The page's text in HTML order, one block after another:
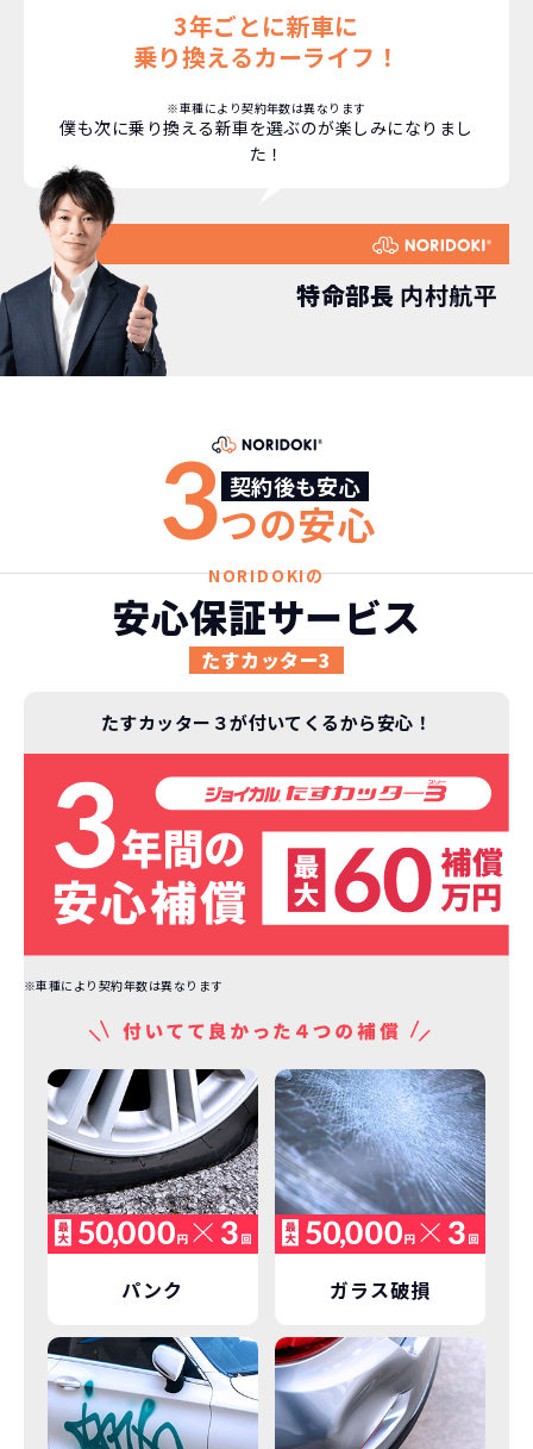
安さの秘密
高残価設定を実現！
低価格が可能に！
ジョイカルジャパンが今まで培ってきた
日本全国・世界中の流通ネットワークと
また特定の車両に絞ることによりこの価
格設定が可能となりました。
お車を返却いただく
通常のカーリースの場合、そのまま継続
して乗るか、購入するかなどを選べます。
しかし、NORIDOKIの場合は、車両を必
ず返却していただくことを前提とするこ
故障リスクが
3年以内の契約なので、故障リスクが非常
に少なくなります。例え故障してもメーカ
ー保証があるから安心です。
契約リスクが少ない
できます。急な引っ越し、転勤、家族が増
えるなど。その時その時の状況に合わせ
た車を選べるっていいとおもいません
新型の新車に 定期的に乗換
車はだいたい３年くらいで飽きると言わ
れています。
車に常に乗り続けられるのは気持ちよ
く、人にも自慢できます！
諸費用などが不要
車を購入する場合、購入時に｢登録時諸費
用｣や「各種税金」は車両本体以外にかか
ります。
これらの費用がコミコミの料金です。
継続的にかかる費用が
コミコミ
維持にかかる、毎年の｢自動車税｣はコミ
コミ。3年契約なので通常車検時にかかる
｢自動車重量税｣、｢自賠責保険料｣「整備
料」などが不要となります。
3年ごとに新車に
乗り換えるカーライフ！
※車種により契約年数は異なります
僕も次に乗り換える新車を選ぶのが楽しみになりまし
た！
特命部長 内村航平
契約後も安心
3つの安心
NORIDOKIの
安心保証サービス
たすカッター3
たすカッター３が付いてくるから安心！
※車種により契約年数は異なります
パンク ガラス破損